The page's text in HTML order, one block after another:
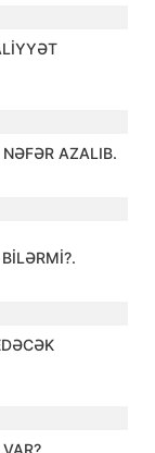
AZALIB.